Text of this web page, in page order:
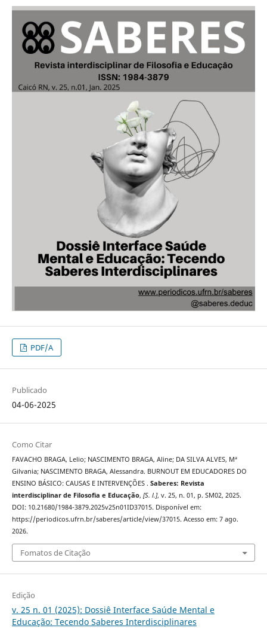
PDF/A
Publicado
04-06-2025
Como Citar
FAVACHO BRAGA, Lelio; NASCIMENTO BRAGA, Aline; DA SILVA ALVES, Mª
Gilvania; NASCIMENTO BRAGA, Alessandra. BURNOUT EM EDUCADORES DO
ENSINO BÁSICO: CAUSAS E INTERVENÇÕES . Saberes: Revista
interdisciplinar de Filosofia e Educação, [S. l.], v. 25, n. 01, p. SM02, 2025.
DOI: 10.21680/1984-3879.2025v25n01ID37015. Disponível em:
https://periodicos.ufrn.br/saberes/article/view/37015. Acesso em: 7 ago.
2026.
Fomatos de Citação
Edição
v. 25 n. 01 (2025): Dossiê Interface Saúde Mental e
Educação: Tecendo Saberes Interdisciplinares